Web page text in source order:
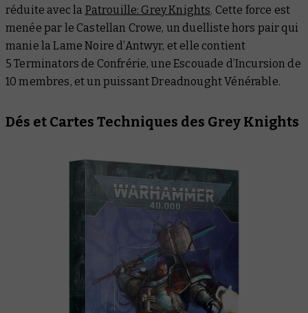
réduite avec la Patrouille: Grey Knights. Cette force est
menée par le Castellan Crowe, un duelliste hors pair qui
manie la Lame Noire d’Antwyr, et elle contient
5 Terminators de Confrérie, une Escouade d’Incursion de
10 membres, et un puissant Dreadnought Vénérable.
Dés et Cartes Techniques des Grey Knights